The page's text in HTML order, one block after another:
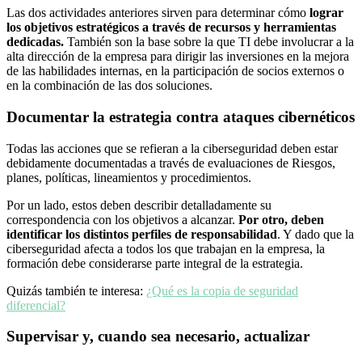
Las dos actividades anteriores sirven para determinar cómo lograr
los objetivos estratégicos a través de recursos y herramientas
dedicadas. También son la base sobre la que TI debe involucrar a la
alta dirección de la empresa para dirigir las inversiones en la mejora
de las habilidades internas, en la participación de socios externos o
en la combinación de las dos soluciones.
Documentar la estrategia contra ataques cibernéticos
Todas las acciones que se refieran a la ciberseguridad deben estar
debidamente documentadas a través de evaluaciones de Riesgos,
planes, políticas, lineamientos y procedimientos.
Por un lado, estos deben describir detalladamente su
correspondencia con los objetivos a alcanzar. Por otro, deben
identificar los distintos perfiles de responsabilidad. Y dado que la
ciberseguridad afecta a todos los que trabajan en la empresa, la
formación debe considerarse parte integral de la estrategia.
Quizás también te interesa: ¿Qué es la copia de seguridad
diferencial?
Supervisar y, cuando sea necesario, actualizar